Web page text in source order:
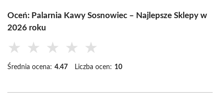
Oceń: Palarnia Kawy Sosnowiec – Najlepsze Sklepy w
2026 roku
★ ★ ★ ★ ★
Średnia ocena: 4.47 Liczba ocen: 10